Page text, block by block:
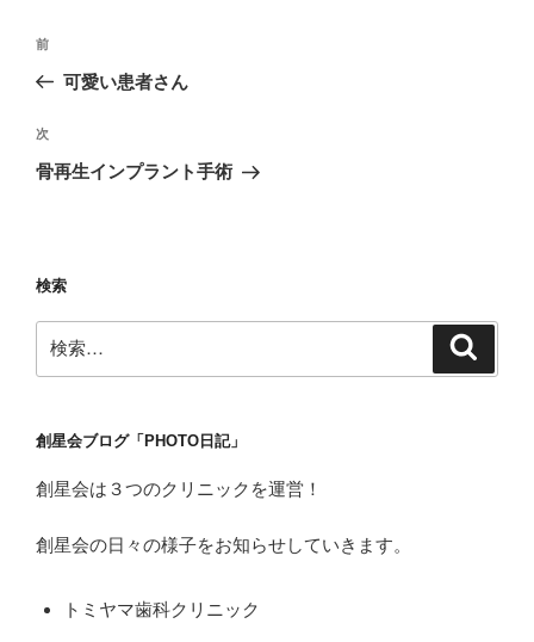
投
ナ
ビ
ゲ
ン
前
の
稿
前
可愛い患者さん
次
の
次
骨再生インプラント手術
検索
索:
創星会ブログ「PHOTO日記」
創星会は３つのクリニックを運営！
創星会の日々の様子をお知らせしていきます。
トミヤマ歯科クリニック